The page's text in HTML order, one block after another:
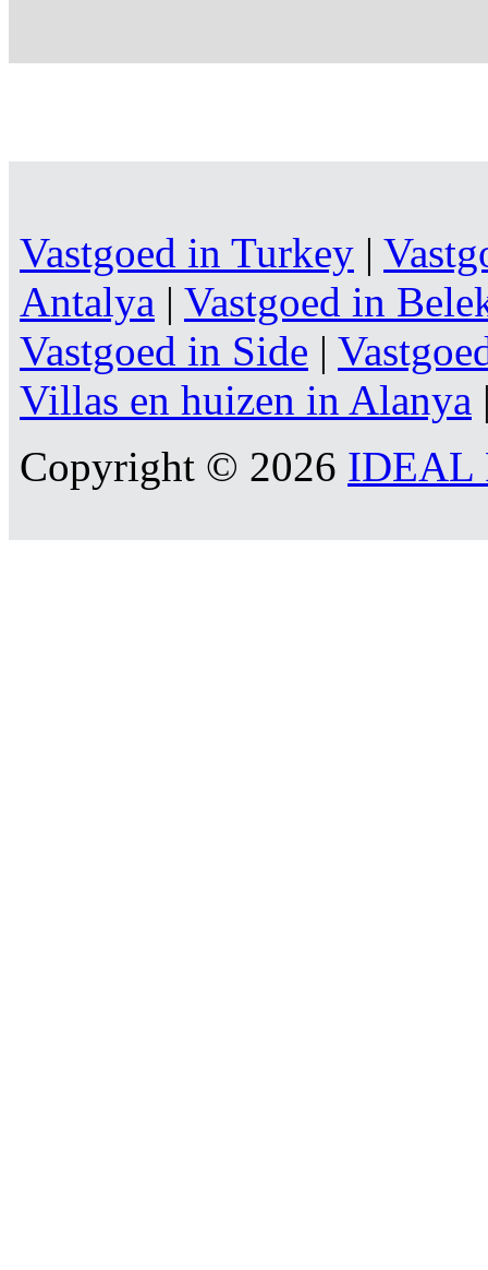
Vastgoed in Turkey |
Antalya | Vastgoed in
Vastgoed in Side |
Villas en huizen in Alanya
Copyright © 2026 IDEAL